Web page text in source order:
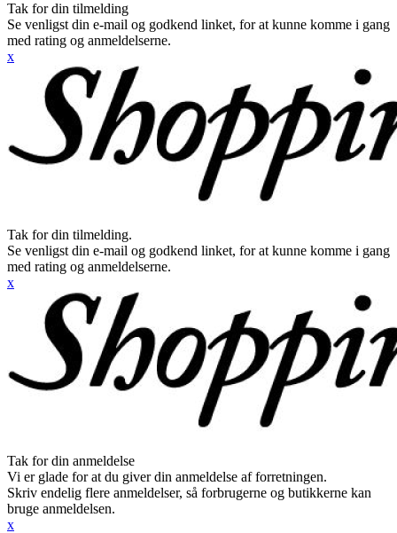
Tak for din tilmelding
Se venligst din e-mail og godkend linket, for at kunne komme i gang
med rating og anmeldelserne.
x
Tak for din tilmelding.
Se venligst din e-mail og godkend linket, for at kunne komme i gang
med rating og anmeldelserne.
x
Tak for din anmeldelse
Vi er glade for at du giver din anmeldelse af forretningen.
Skriv endelig flere anmeldelser, så forbrugerne og butikkerne kan
bruge anmeldelsen.
x